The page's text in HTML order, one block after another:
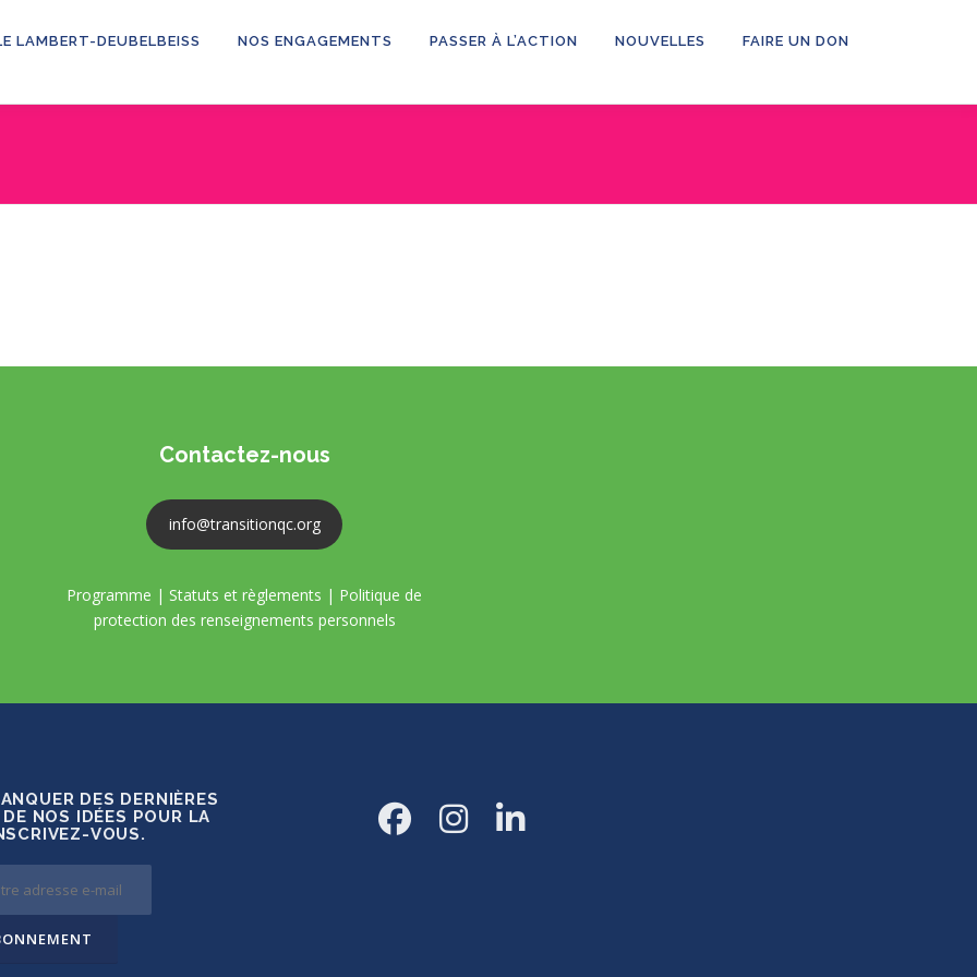
LAMBERT-DEUBELBEISS NOS ENGAGEMENTS PASSER À L’ACTION NOUVELLES FAIRE UN DON
Contactez-nous
info@transitionqc.org
Programme | Statuts et règlements | Politique de
protection des renseignements personnels
DES DERNIÈRES
NOS IDÉES POUR LA
VOUS.